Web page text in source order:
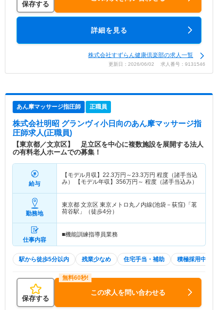
保存する
詳細を見る
株式会社すずらん健康倶楽部の求人一覧
更新日：2026/06/02 求人番号：9131546
あん摩マッサージ指圧師 正職員
株式会社明昭 グランヴィ小日向のあん摩マッサージ指
圧師求人(正職員)
【東京都／文京区】 足立区を中心に複数施設を展開する法人
の有料老人ホームでの募集！
給与
【モデル月収】 22.3万円～23.3万円 程度（諸手当込
み） 【モデル年収】 356万円～ 程度（諸手当込み）
勤務地
東京都 文京区 東京メトロ丸ノ内線(池袋－荻窪)「茗
荷谷駅」（徒歩4分）
仕事内容
■機能訓練指導員業務
駅から徒歩5分以内 残業少なめ 住宅手当・補助 積極採用中
保存する
この求人を問い合わせる